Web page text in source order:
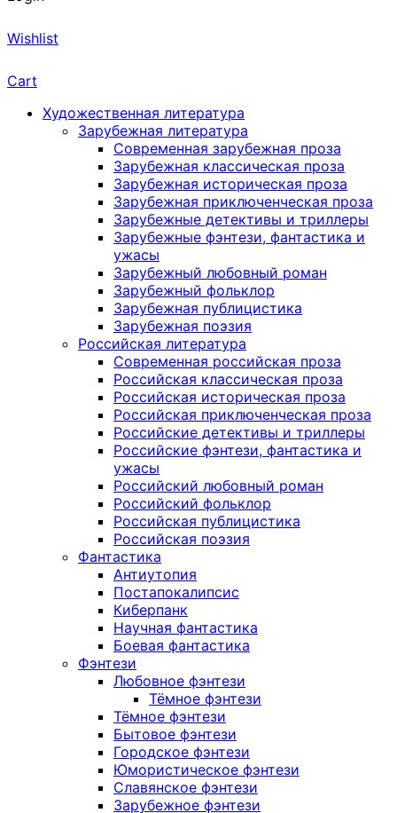
Wishlist
Cart
Художественная литература
Зарубежная литература
Современная зарубежная проза
Зарубежная классическая проза
Зарубежная историческая проза
Зарубежная приключенческая проза
Зарубежные детективы и триллеры
Зарубежные фэнтези, фантастика и
ужасы
Зарубежный любовный роман
Зарубежный фольклор
Зарубежная публицистика
Зарубежная поэзия
Российская литература
Современная российская проза
Российская классическая проза
Российская историческая проза
Российская приключенческая проза
Российские детективы и триллеры
Российские фэнтези, фантастика и
ужасы
Российский любовный роман
Российский фольклор
Российская публицистика
Российская поэзия
Фантастика
Антиутопия
Постапокалипсис
Киберпанк
Научная фантастика
Боевая фантастика
Фэнтези
Любовное фэнтези
Тёмное фэнтези
Тёмное фэнтези
Бытовое фэнтези
Городское фэнтези
Юмористическое фэнтези
Славянское фэнтези
Зарубежное фэнтези